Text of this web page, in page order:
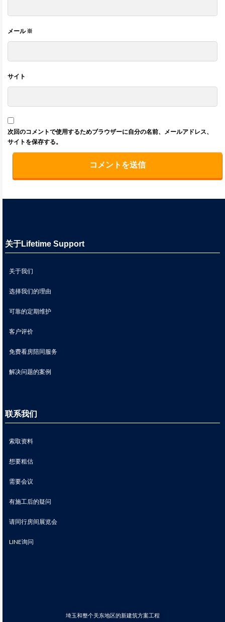
メール※
サイト
次回のコメントで使用するためブラウザーに自分の名前、メールアドレス、
サイトを保存する。
关于Lifetime Support
关于我们
选择我们的理由
可靠的定期维护
客户评价
免费看房陪同服务
解决问题的案例
联系我们
索取资料
想要粗估
需要会议
有施工后的疑问
请同行房间展览会
LINE询问
埼玉和整个关东地区的新建筑方案工程